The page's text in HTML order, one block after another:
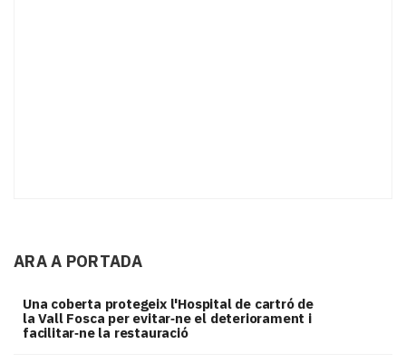
ARA A PORTADA
Una coberta protegeix l'Hospital de cartró de
la Vall Fosca per evitar‑ne el deteriorament i
facilitar‑ne la restauració